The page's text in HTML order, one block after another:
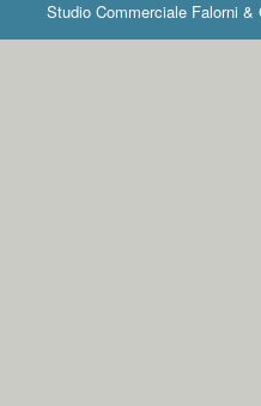
Studio Commerciale Falorni